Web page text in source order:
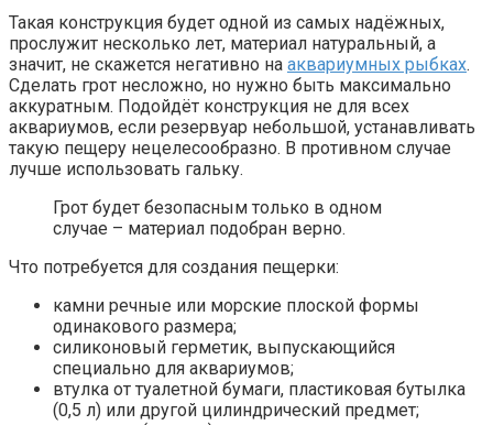
Такая конструкция будет одной из самых надёжных,
прослужит несколько лет, материал натуральный, а
значит, не скажется негативно на аквариумных рыбках.
Сделать грот несложно, но нужно быть максимально
аккуратным. Подойдёт конструкция не для всех
аквариумов, если резервуар небольшой, устанавливать
такую пещеру нецелесообразно. В противном случае
лучше использовать гальку.
Грот будет безопасным только в одном
случае – материал подобран верно.
Что потребуется для создания пещерки:
камни речные или морские плоской формы
одинакового размера;
силиконовый герметик, выпускающийся
специально для аквариумов;
втулка от туалетной бумаги, пластиковая бутылка
(0,5 л) или другой цилиндрический предмет;